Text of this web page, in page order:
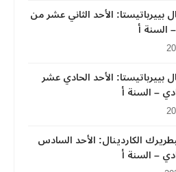
بييرباتيستا: الأحد الثاني عشر من
السنة أ
بييرباتيستا: الأحد الحادي عشر
– السنة أ
الكاردينال: الأحد السادس
– السنة أ